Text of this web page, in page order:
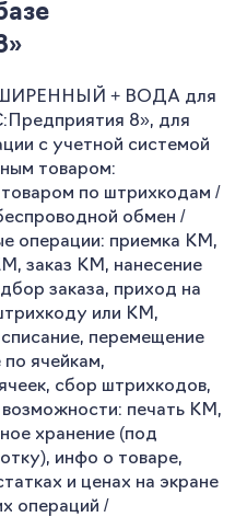
+ ВОДА для
8», для
с учетной системой
товаром:
по штрихкодам /
обмен /
операции: приемка КМ,
заказ КМ, нанесение
заказа, приход на
или КМ,
перемещение
ячейкам,
сбор штрихкодов,
возможности: печать КМ,
хранение (под
инфо о товаре,
и ценах на экране
операций /